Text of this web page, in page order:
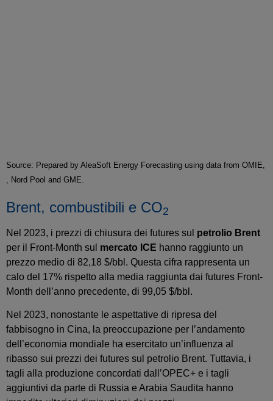
Source: Prepared by AleaSoft Energy Forecasting using data from OMIE,
, Nord Pool and GME.
Brent, combustibili e CO2
Nel 2023, i prezzi di chiusura dei futures sul petrolio Brent
per il Front-Month sul mercato ICE hanno raggiunto un
prezzo medio di 82,18 $/bbl. Questa cifra rappresenta un
calo del 17% rispetto alla media raggiunta dai futures Front-
Month dell’anno precedente, di 99,05 $/bbl.
Nel 2023, nonostante le aspettative di ripresa del
fabbisogno in Cina, la preoccupazione per l’andamento
dell’economia mondiale ha esercitato un’influenza al
ribasso sui prezzi dei futures sul petrolio Brent. Tuttavia, i
tagli alla produzione concordati dall’OPEC+ e i tagli
aggiuntivi da parte di Russia e Arabia Saudita hanno